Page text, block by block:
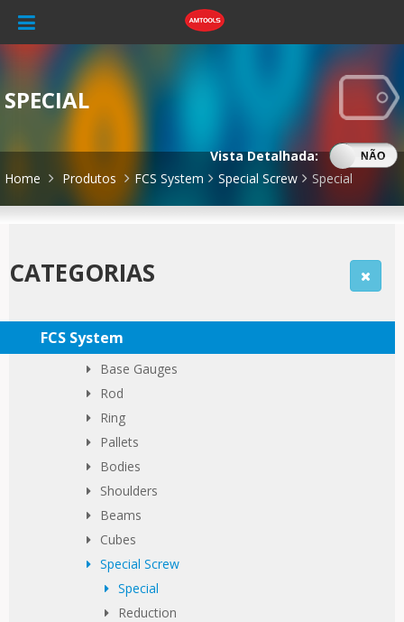
SPECIAL
Vista Detalhada:
SIM NÃO
Home Produtos FCS System Special Screw Special
CATEGORIAS
FCS System
Base Gauges
Rod
Ring
Pallets
Bodies
Shoulders
Beams
Cubes
Special Screw
Special
Reduction